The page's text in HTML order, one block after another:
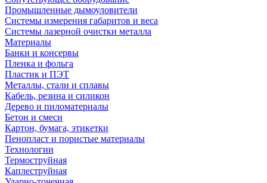
Промышленные дымоуловители
Системы измерения габаритов и веса
Системы лазерной очистки металла
Материалы
Банки и консервы
Пленка и фольга
Пластик и ПЭТ
Металлы, стали и сплавы
Кабель, резина и силикон
Дерево и пиломатериалы
Бетон и смеси
Картон, бумага, этикетки
Пенопласт и пористые материалы
Технологии
Термоструйная
Каплеструйная